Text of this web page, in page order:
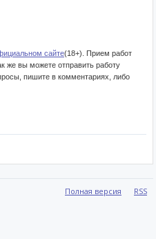
сайте(18+). Прием работ
же вы можете отправить работу
пишите в комментариях, либо
Полная версия RSS